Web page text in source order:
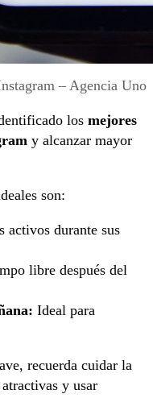
– Agencia Uno
los mejores
y alcanzar mayor
son:
activos durante sus
libre después del
Ideal para
recuerda cuidar la
y usar